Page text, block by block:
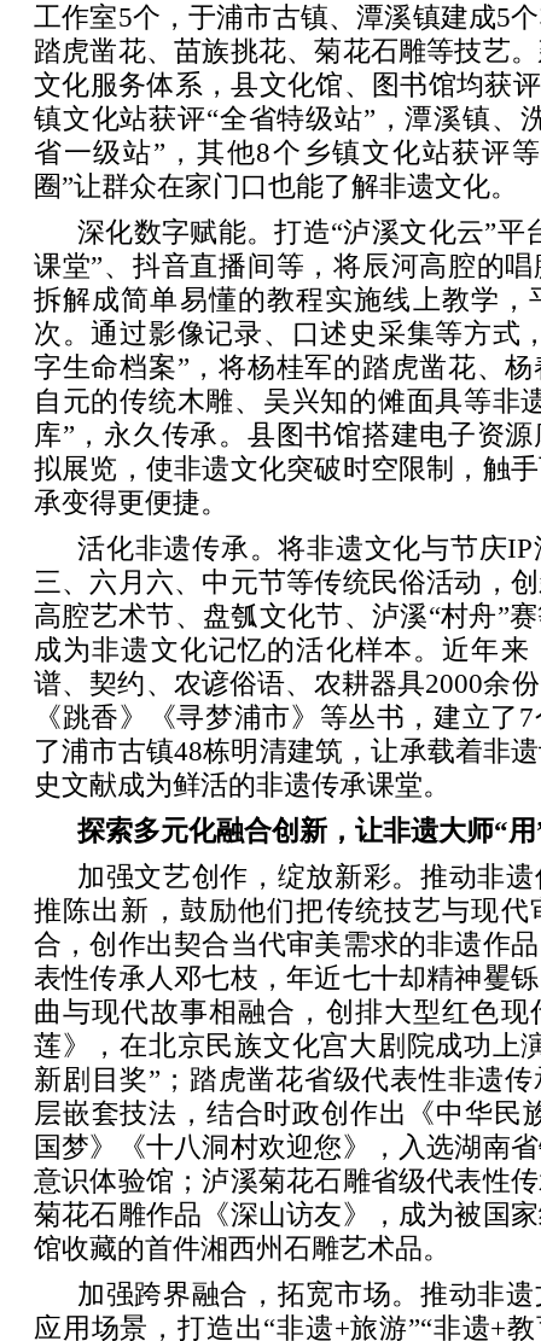
工作室5个，于浦市古镇、潭溪镇建成5
踏虎凿花、苗族挑花、菊花石雕等技艺
文化服务体系，县文化馆、图书馆均获
镇文化站获评“全省特级站”，潭溪镇、
省一级站”，其他8个乡镇文化站获评
圈”让群众在家门口也能了解非遗文化。
深化数字赋能。打造“泸溪文化云”平
课堂”、抖音直播间等，将辰河高腔的
拆解成简单易懂的教程实施线上教学，
次。通过影像记录、口述史采集等方式
字生命档案”，将杨桂军的踏虎凿花、
自元的传统木雕、吴兴知的傩面具等非
库”，永久传承。县图书馆搭建电子资
拟展览，使非遗文化突破时空限制，触
承变得更便捷。
活化非遗传承。将非遗文化与节庆
三、六月六、中元节等传统民俗活动，
高腔艺术节、盘瓠文化节、泸溪“村舟”
成为非遗文化记忆的活化样本。近年
谱、契约、农谚俗语、农耕器具2000余
《跳香》《寻梦浦市》等丛书，建立了
了浦市古镇48栋明清建筑，让承载着非
史文献成为鲜活的非遗传承课堂。
探索多元化融合创新，让非遗大师“
加强文艺创作，绽放新彩。推动非
推陈出新，鼓励他们把传统技艺与现代
合，创作出契合当代审美需求的非遗作
表性传承人邓七枝，年近七十却精神矍
曲与现代故事相融合，创排大型红色现
莲》，在北京民族文化宫大剧院成功上
新剧目奖”；踏虎凿花省级代表性非遗
层嵌套技法，结合时政创作出《中华民
国梦》《十八洞村欢迎您》，入选湖南
意识体验馆；泸溪菊花石雕省级代表性
菊花石雕作品《深山访友》，成为被国
馆收藏的首件湘西州石雕艺术品。
加强跨界融合，拓宽市场。推动非
应用场景，打造出“非遗+旅游”“非遗+